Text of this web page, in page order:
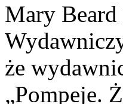
Mary
że
„Pompeje.